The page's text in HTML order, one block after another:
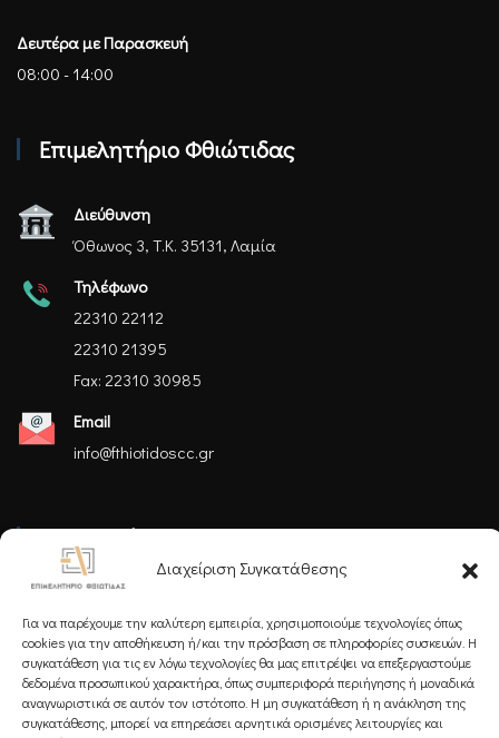
Διαχείριση Συγκατάθεσης
Για να παρέχουμε την καλύτερη εμπειρία, χρησιμοποιούμε τεχνολογίες όπως
cookies για την αποθήκευση ή/και την πρόσβαση σε πληροφορίες συσκευών. Η
συγκατάθεση για τις εν λόγω τεχνολογίες θα μας επιτρέψει να επεξεργαστούμε
δεδομένα προσωπικού χαρακτήρα, όπως συμπεριφορά περιήγησης ή μοναδικά
αναγνωριστικά σε αυτόν τον ιστότοπο. Η μη συγκατάθεση ή η ανάκληση της
συγκατάθεσης, μπορεί να επηρεάσει αρνητικά ορισμένες λειτουργίες και
Δευτέρα με Παρασκευή
08:00 - 14:00
Επιμελητήριο Φθιώτιδας
Διεύθυνση
Όθωνος 3, Τ.Κ. 35131, Λαμία
Τηλέφωνο
22310 22112
22310 21395
Fax: 22310 30985
Email
info@fthiotidoscc.gr
Ακολουθήστε μας
Εγγραφείτε στο Newsletter μας